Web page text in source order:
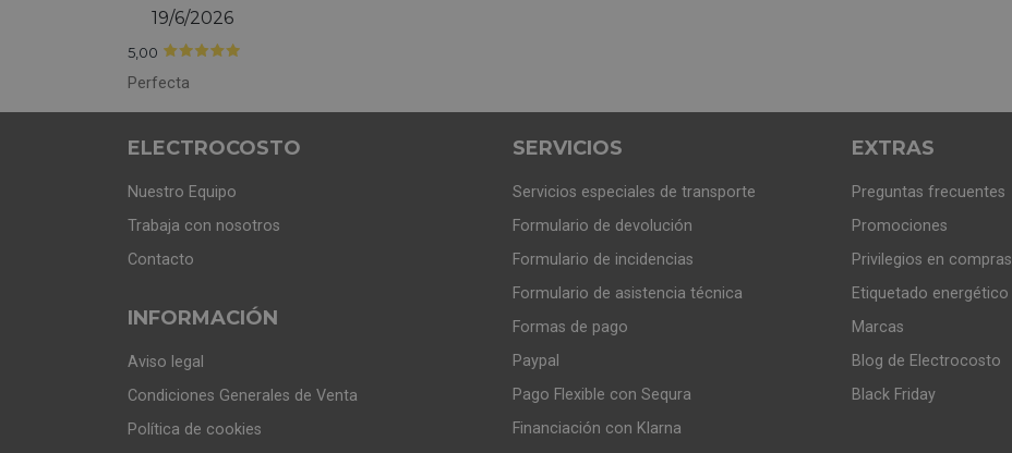
19/6/2026
5,00
Perfecta
ELECTROCOSTO
Nuestro Equipo
Trabaja con nosotros
Contacto
INFORMACIÓN
Aviso legal
Condiciones Generales de Venta
Política de cookies
SERVICIOS
Servicios especiales de transporte
Formulario de devolución
Formulario de incidencias
Formulario de asistencia técnica
Formas de pago
Paypal
Pago Flexible con Sequra
Financiación con Klarna
EXTRAS
Preguntas frecuentes
Promociones
Privilegios en compras
Etiquetado energético
Marcas
Blog de Electrocosto
Black Friday